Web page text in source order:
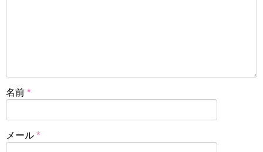
名前 *
メール *